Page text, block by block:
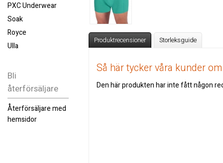
PXC Underwear
Soak
Royce
Ulla
Bli
återförsäljare
Återförsäljare med
hemsidor
Produktrecensioner Storleksguide
Så här tycker våra kunder
Den här produkten har inte fått någon